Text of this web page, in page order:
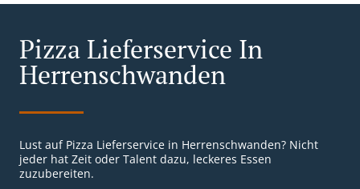
Pizza Lieferservice In
Herrenschwanden
Lust auf Pizza Lieferservice in Herrenschwanden? Nicht
jeder hat Zeit oder Talent dazu, leckeres Essen
zuzubereiten.